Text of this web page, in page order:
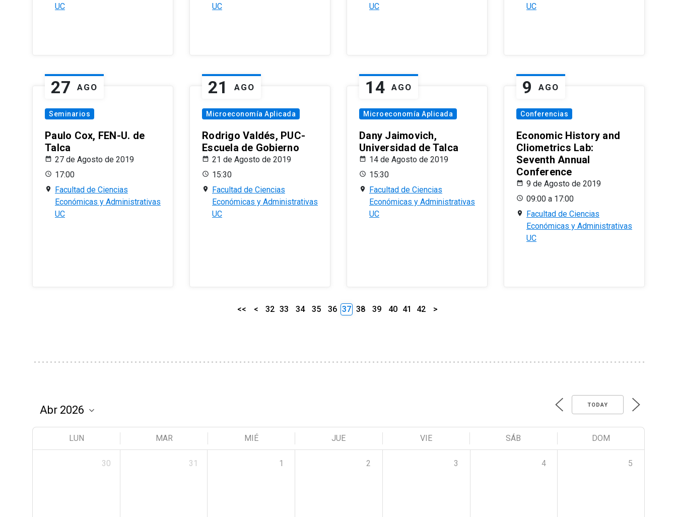
UC
UC
UC
UC
27 AGO
Seminarios
Paulo Cox, FEN-U. de
Talca
27 de Agosto de 2019
17:00
Facultad de Ciencias
Económicas y Administrativas
UC
21 AGO
Microeconomía Aplicada
Rodrigo Valdés, PUC-
Escuela de Gobierno
21 de Agosto de 2019
15:30
Facultad de Ciencias
Económicas y Administrativas
UC
14 AGO
Microeconomía Aplicada
Dany Jaimovich,
Universidad de Talca
14 de Agosto de 2019
15:30
Facultad de Ciencias
Económicas y Administrativas
UC
9 AGO
Conferencias
Economic History and
Cliometrics Lab:
Seventh Annual
Conference
9 de Agosto de 2019
09:00 a 17:00
Facultad de Ciencias
Económicas y Administrativas
UC
<< < 32 33 34 35 36 37 38 39 40 41 42 >
TODAY
LUN MAR MIÉ JUE VIE SÁB DOM
30 31 1 2 3 4 5